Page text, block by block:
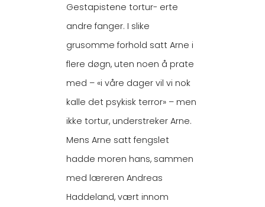
Gestapistene tortur- erte
andre fanger. I slike
grusomme forhold satt Arne i
flere døgn, uten noen å prate
med – «i våre dager vil vi nok
kalle det psykisk terror» – men
ikke tortur, understreker Arne.
Mens Arne satt fengslet
hadde moren hans, sammen
med læreren Andreas
Haddeland, vært innom